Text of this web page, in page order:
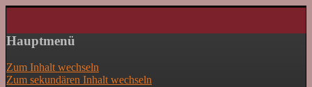
Lass mal schnacken!
Hauptmenü
Zum Inhalt wechseln
Zum sekundären Inhalt wechseln